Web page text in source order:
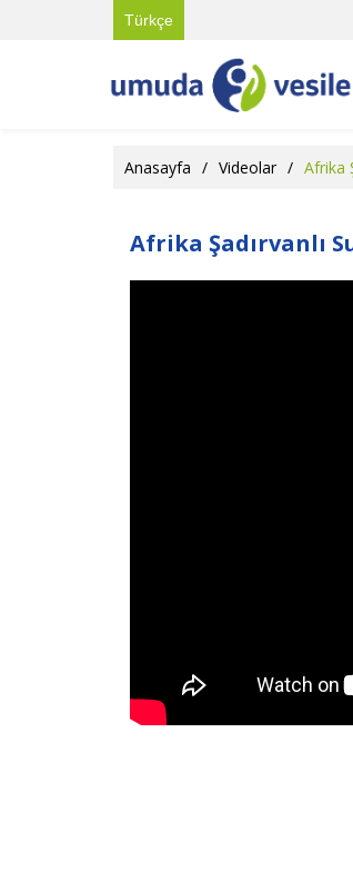
Türkçe
Anasayfa / Videolar / Afrika
Afrika Şadırvanlı